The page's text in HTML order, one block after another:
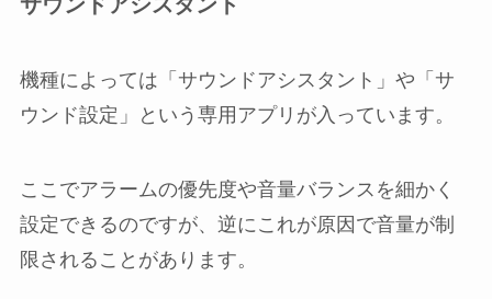
機種によっては「サウンドアシスタント」や「サ
ウンド設定」という専用アプリが入っています。
ここでアラームの優先度や音量バランスを細かく
設定できるのですが、逆にこれが原因で音量が制
限されることがあります。